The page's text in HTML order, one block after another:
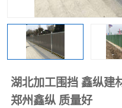
湖北加工围挡 鑫纵建
郑州鑫纵 质量好